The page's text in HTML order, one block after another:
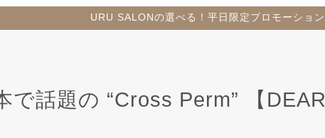
URU SALONの選べる！平日限定プロモーション
で話題の “Cross Perm” 【DEAR